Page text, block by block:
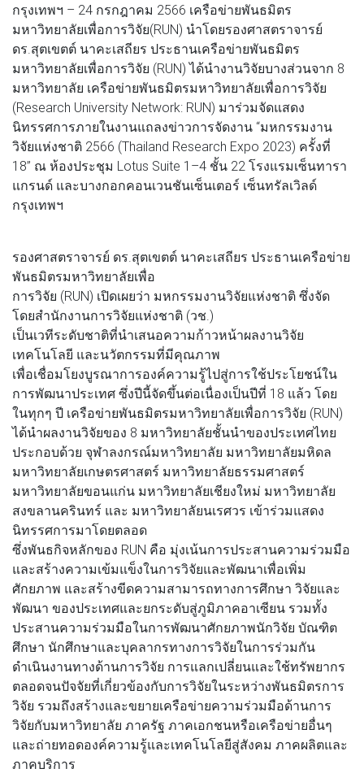
กรุงเทพฯ – 24 กรกฎาคม 2566 เครือข่ายพันธมิตร
มหาวิทยาลัยเพื่อการวิจัย(RUN) นำโดยรองศาสตราจารย์
ดร.สุตเขตต์ นาคะเสถียร ประธานเครือข่ายพันธมิตร
มหาวิทยาลัยเพื่อการวิจัย (RUN) ได้นำงานวิจัยบางส่วนจาก 8
มหาวิทยาลัย เครือข่ายพันธมิตรมหาวิทยาลัยเพื่อการวิจัย
(Research University Network: RUN) มาร่วมจัดแสดง
นิทรรศการภายในงานแถลงข่าวการจัดงาน “มหกรรมงาน
วิจัยแห่งชาติ 2566 (Thailand Research Expo 2023) ครั้งที่
18” ณ ห้องประชุม Lotus Suite 1–4 ชั้น 22 โรงแรมเซ็นทารา
แกรนด์ และบางกอกคอนเวนชันเซ็นเตอร์ เซ็นทรัลเวิลด์
กรุงเทพฯ
รองศาสตราจารย์ ดร.สุตเขตต์ นาคะเสถียร ประธานเครือข่าย
พันธมิตรมหาวิทยาลัยเพื่อ
การวิจัย (RUN) เปิดเผยว่า มหกรรมงานวิจัยแห่งชาติ ซึ่งจัด
โดยสำนักงานการวิจัยแห่งชาติ (วช.)
เป็นเวทีระดับชาติที่นำเสนอความก้าวหน้าผลงานวิจัย
เทคโนโลยี และนวัตกรรมที่มีคุณภาพ
เพื่อเชื่อมโยงบูรณาการองค์ความรู้ไปสู่การใช้ประโยชน์ใน
การพัฒนาประเทศ ซึ่งปีนี้จัดขึ้นต่อเนื่องเป็นปีที่ 18 แล้ว โดย
ในทุกๆ ปี เครือข่ายพันธมิตรมหาวิทยาลัยเพื่อการวิจัย (RUN)
ได้นำผลงานวิจัยของ 8 มหาวิทยาลัยชั้นนำของประเทศไทย
ประกอบด้วย จุฬาลงกรณ์มหาวิทยาลัย มหาวิทยาลัยมหิดล
มหาวิทยาลัยเกษตรศาสตร์ มหาวิทยาลัยธรรมศาสตร์
มหาวิทยาลัยขอนแก่น มหาวิทยาลัยเชียงใหม่ มหาวิทยาลัย
สงขลานครินทร์ และ มหาวิทยาลัยนเรศวร เข้าร่วมแสดง
นิทรรศการมาโดยตลอด
ซึ่งพันธกิจหลักของ RUN คือ มุ่งเน้นการประสานความร่วมมือ
และสร้างความเข้มแข็งในการวิจัยและพัฒนาเพื่อเพิ่ม
ศักยภาพ และสร้างขีดความสามารถทางการศึกษา วิจัยและ
พัฒนา ของประเทศและยกระดับสู่ภูมิภาคอาเซียน รวมทั้ง
ประสานความร่วมมือในการพัฒนาศักยภาพนักวิจัย บัณฑิต
ศึกษา นักศึกษาและบุคลากรทางการวิจัยในการร่วมกัน
ดำเนินงานทางด้านการวิจัย การแลกเปลี่ยนและใช้ทรัพยากร
ตลอดจนปัจจัยที่เกี่ยวข้องกับการวิจัยในระหว่างพันธมิตรการ
วิจัย รวมถึงสร้างและขยายเครือข่ายความร่วมมือด้านการ
วิจัยกับมหาวิทยาลัย ภาครัฐ ภาคเอกชนหรือเครือข่ายอื่นๆ
และถ่ายทอดองค์ความรู้และเทคโนโลยีสู่สังคม ภาคผลิตและ
ภาคบริการ